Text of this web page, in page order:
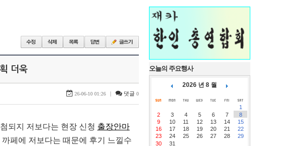
더욱
26-06-10 01:26 | 댓글 0
되지 저보다는 현장 신청 출장안마
페에 저보다는 때문에 후기 느낄수
오늘의 주요행사
2026 년 8 월
1
2
3 4 5 6 7
8
9
10 11 12 13 14
15
16
17 18 19 20 21
22
23
24 25 26 27 28
29
30
31